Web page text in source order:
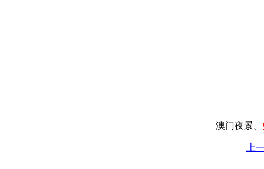
澳门夜景。
上